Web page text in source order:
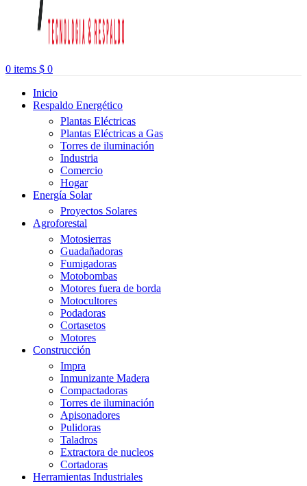
0 items $ 0
Inicio
Respaldo Energético
Plantas Eléctricas
Plantas Eléctricas a Gas
Torres de iluminación
Industria
Comercio
Hogar
Energía Solar
Proyectos Solares
Agroforestal
Motosierras
Guadañadoras
Fumigadoras
Motobombas
Motores fuera de borda
Motocultores
Podadoras
Cortasetos
Motores
Construcción
Impra
Inmunizante Madera
Compactadoras
Torres de iluminación
Apisonadores
Pulidoras
Taladros
Extractora de nucleos
Cortadoras
Herramientas Industriales